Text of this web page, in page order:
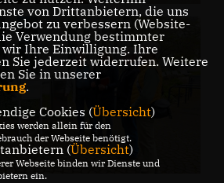
von Drittanbietern, die uns
zu verbessern (Website-
Verwendung bestimmter
Ihre Einwilligung. Ihre
Sie jederzeit widerrufen. Weitere
Sie in unserer
.
Cookies (Übersicht)
werden allein für den
der Webseite benötigt.
(Übersicht)
Webseite binden wir Dienste und
ein.